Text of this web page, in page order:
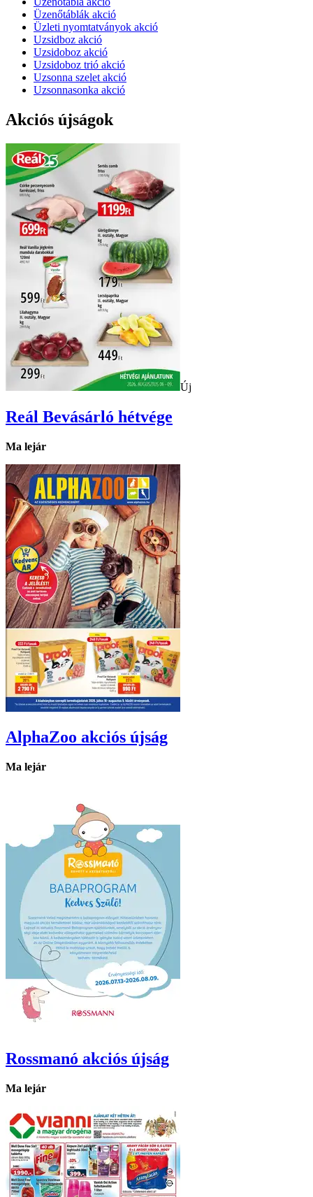
Üzenőtáblák akció
Üzleti nyomtatványok akció
Uzsidboz akció
Uzsidoboz akció
Uzsidoboz trió akció
Uzsonna szelet akció
Uzsonnasonka akció
Akciós újságok
Új
Reál Bevásárló hétvége
Ma lejár
AlphaZoo akciós újság
Ma lejár
Rossmanó akciós újság
Ma lejár